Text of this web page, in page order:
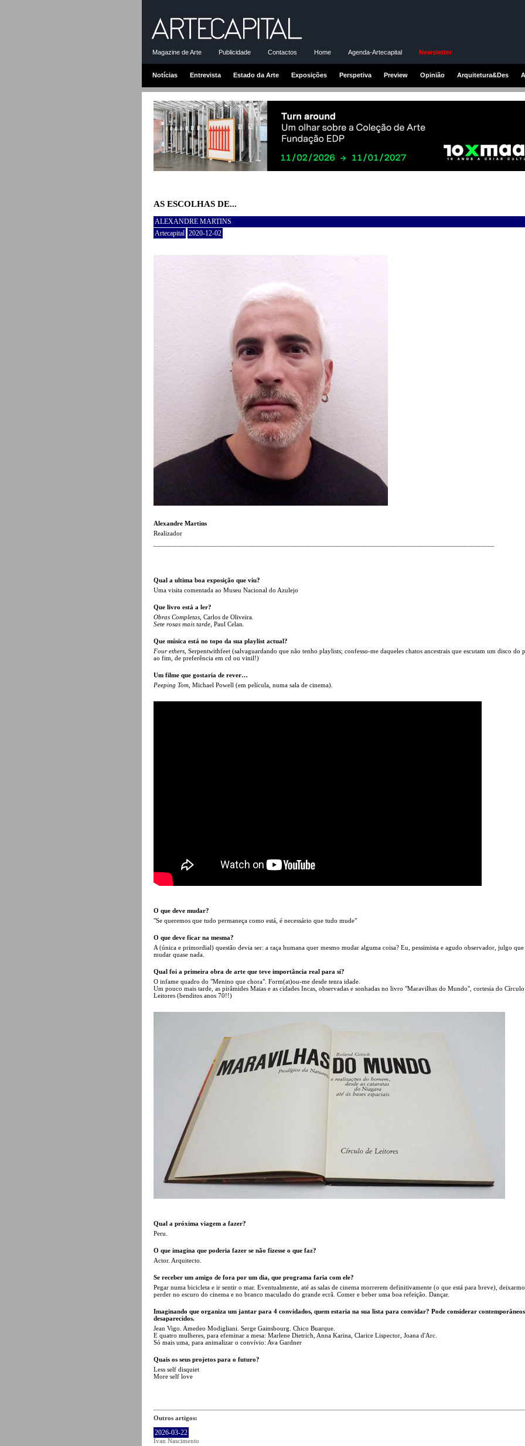
Magazine de Arte Publicidade Contactos Home Agenda-Artecapital Newsletter
Notícias Entrevista Estado da Arte Exposições Perspetiva Preview Opinião Arquitetura&Des
AS ESCOLHAS DE...
ALEXANDRE MARTINS
Artecapital 2020-12-02
Alexandre Martins
Realizador
Qual a ultima boa exposição que viu?
Uma visita comentada ao Museu Nacional do Azulejo
Que livro está a ler?
Obras Completas , Carlos de Oliveira.
Sete rosas mais tarde , Paul Celan.
Que música está no topo da sua playlist actual?
Four ethers , Serpentwithfeet (salvaguardando que não tenho playlists; confesso-me daqueles chatos ancestrais que escutam um disco do
ao fim, de preferência em cd ou vinil!)
Um filme que gostaria de rever…
Peeping Tom , Michael Powell (em película, numa sala de cinema).
O que deve mudar?
"Se queremos que tudo permaneça como está, é necessário que tudo mude"
O que deve ficar na mesma?
A (única e primordial) questão devia ser: a raça humana quer mesmo mudar alguma coisa? Eu, pessimista e agudo observador, julgo
mudar quase nada.
Qual foi a primeira obra de arte que teve importância real para si?
O infame quadro do "Menino que chora". Form(at)ou-me desde tenra idade.
Um pouco mais tarde, as pirâmides Maias e as cidades Incas, observadas e sonhadas no livro "Maravilhas do Mundo", cortesia do
Leitores (benditos anos 70!!)
Qual a próxima viagem a fazer?
Peru.
O que imagina que poderia fazer se não fizesse o que faz?
Actor. Arquitecto.
Se receber um amigo de fora por um dia, que programa faria com ele?
Pegar numa bicicleta e ir sentir o mar. Eventualmente, até as salas de cinema morrerem definitivamente (o que está para breve),
perder no escuro do cinema e no branco maculado do grande ecrã. Comer e beber uma boa refeição. Dançar.
Imaginando que organiza um jantar para 4 convidados, quem estaria na sua lista para convidar? Pode considerar
desaparecidos.
Jean Vigo. Amedeo Modigliani. Serge Gainsbourg. Chico Buarque.
E quatro mulheres, para efeminar a mesa: Marlene Dietrich, Anna Karina, Clarice Lispector, Joana d'Arc.
Só mais uma, para animalizar o convívio: Ava Gardner
Quais os seus projetos para o futuro?
Less self disquiet
More self love
Outros artigos:
2026-03-22
Ivan Nascimento